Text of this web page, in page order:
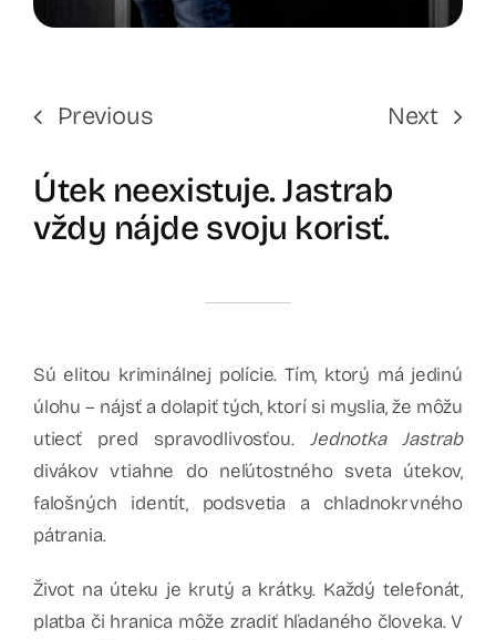
Previous Next
Útek neexistuje. Jastrab
vždy nájde svoju korisť.
Sú elitou kriminálnej polície. Tím, ktorý má jedinú
úlohu – nájsť a dolapiť tých, ktorí si myslia, že môžu
utiecť pred spravodlivosťou.Jednotka Jastrab
divákov vtiahne do neľútostného sveta útekov,
falošných identít, podsvetia a chladnokrvného
pátrania.
Život na úteku je krutý a krátky. Každý telefonát,
platba či hranica môže zradiť hľadaného človeka. V